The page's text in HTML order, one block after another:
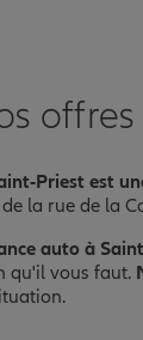
Priest est
la rue de la
auto à
qu'il vous faut.